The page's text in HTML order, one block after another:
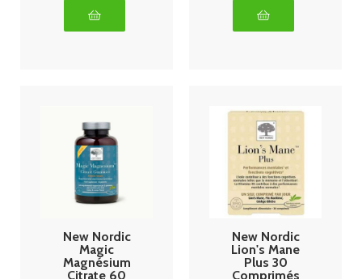
New Nordic
Magic
Magnésium
Citrate 60
New Nordic
Lion's Mane
Plus 30
Comprimés